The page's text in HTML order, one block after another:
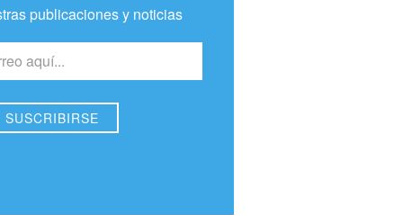
publicaciones y noticias